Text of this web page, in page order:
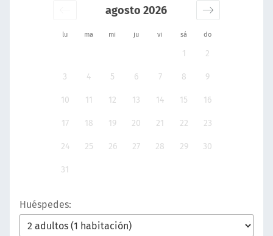
lu ma mi ju vi sá do
agosto 2026
1 2
3 4 5 6 7 8 9
10 11 12 13 14 15 16
17 18 19 20 21 22 23
24 25 26 27 28 29 30
31
Huéspedes: